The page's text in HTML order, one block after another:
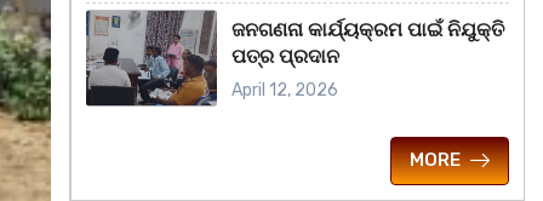
ଜନଗଣନା କାର୍ଯ୍ୟକ୍ରମ ପାଇଁ ନିଯୁକ୍ତି
ପତ୍ର ପ୍ରଦାନ
April 12, 2026
MORE